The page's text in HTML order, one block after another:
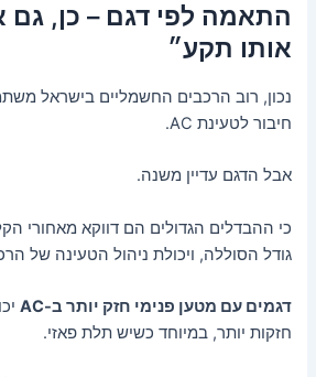
התאמה לפי דגם – כן, גם
אותו תקע״
נכון, רוב הרכבים החשמליים בישראל
חיבור לטעינת AC.
אבל הדגם עדיין משנה.
כי ההבדלים הגדולים הם דווקא מאחורי
גודל הסוללה, ויכולת ניהול הטעינה של
דגמים עם מטען פנימי חזק יותר ב-AC
חזקות יותר, במיוחד כשיש תלת פאזי.